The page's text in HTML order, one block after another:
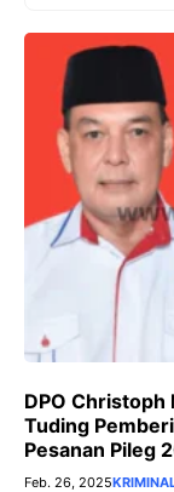
DPO
Tuding
Pesanan Pileg
Feb. 26, 2025